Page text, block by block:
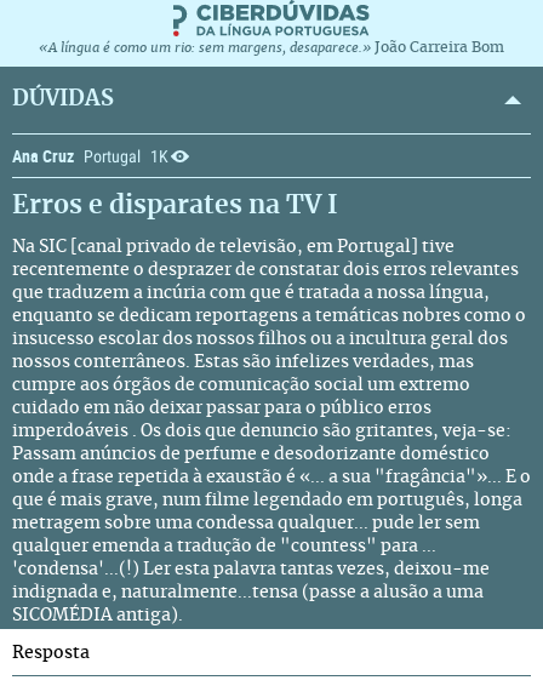
«A língua é como um rio: sem margens, desaparece.» João Carreira Bom
DÚVIDAS
Ana Cruz Portugal 1K
Erros e disparates na TV I
Na SIC [canal privado de televisão, em Portugal] tive
recentemente o desprazer de constatar dois erros relevantes
que traduzem a incúria com que é tratada a nossa língua,
enquanto se dedicam reportagens a temáticas nobres como o
insucesso escolar dos nossos filhos ou a incultura geral dos
nossos conterrâneos. Estas são infelizes verdades, mas
cumpre aos órgãos de comunicação social um extremo
cuidado em não deixar passar para o público erros
imperdoáveis . Os dois que denuncio são gritantes, veja-se:
Passam anúncios de perfume e desodorizante doméstico
onde a frase repetida à exaustão é «... a sua "fragância"»... E o
que é mais grave, num filme legendado em português, longa
metragem sobre uma condessa qualquer... pude ler sem
qualquer emenda a tradução de "countess" para ...
'condensa'...(!) Ler esta palavra tantas vezes, deixou-me
indignada e, naturalmente...tensa (passe a alusão a uma
SICOMÉDIA antiga).
Resposta